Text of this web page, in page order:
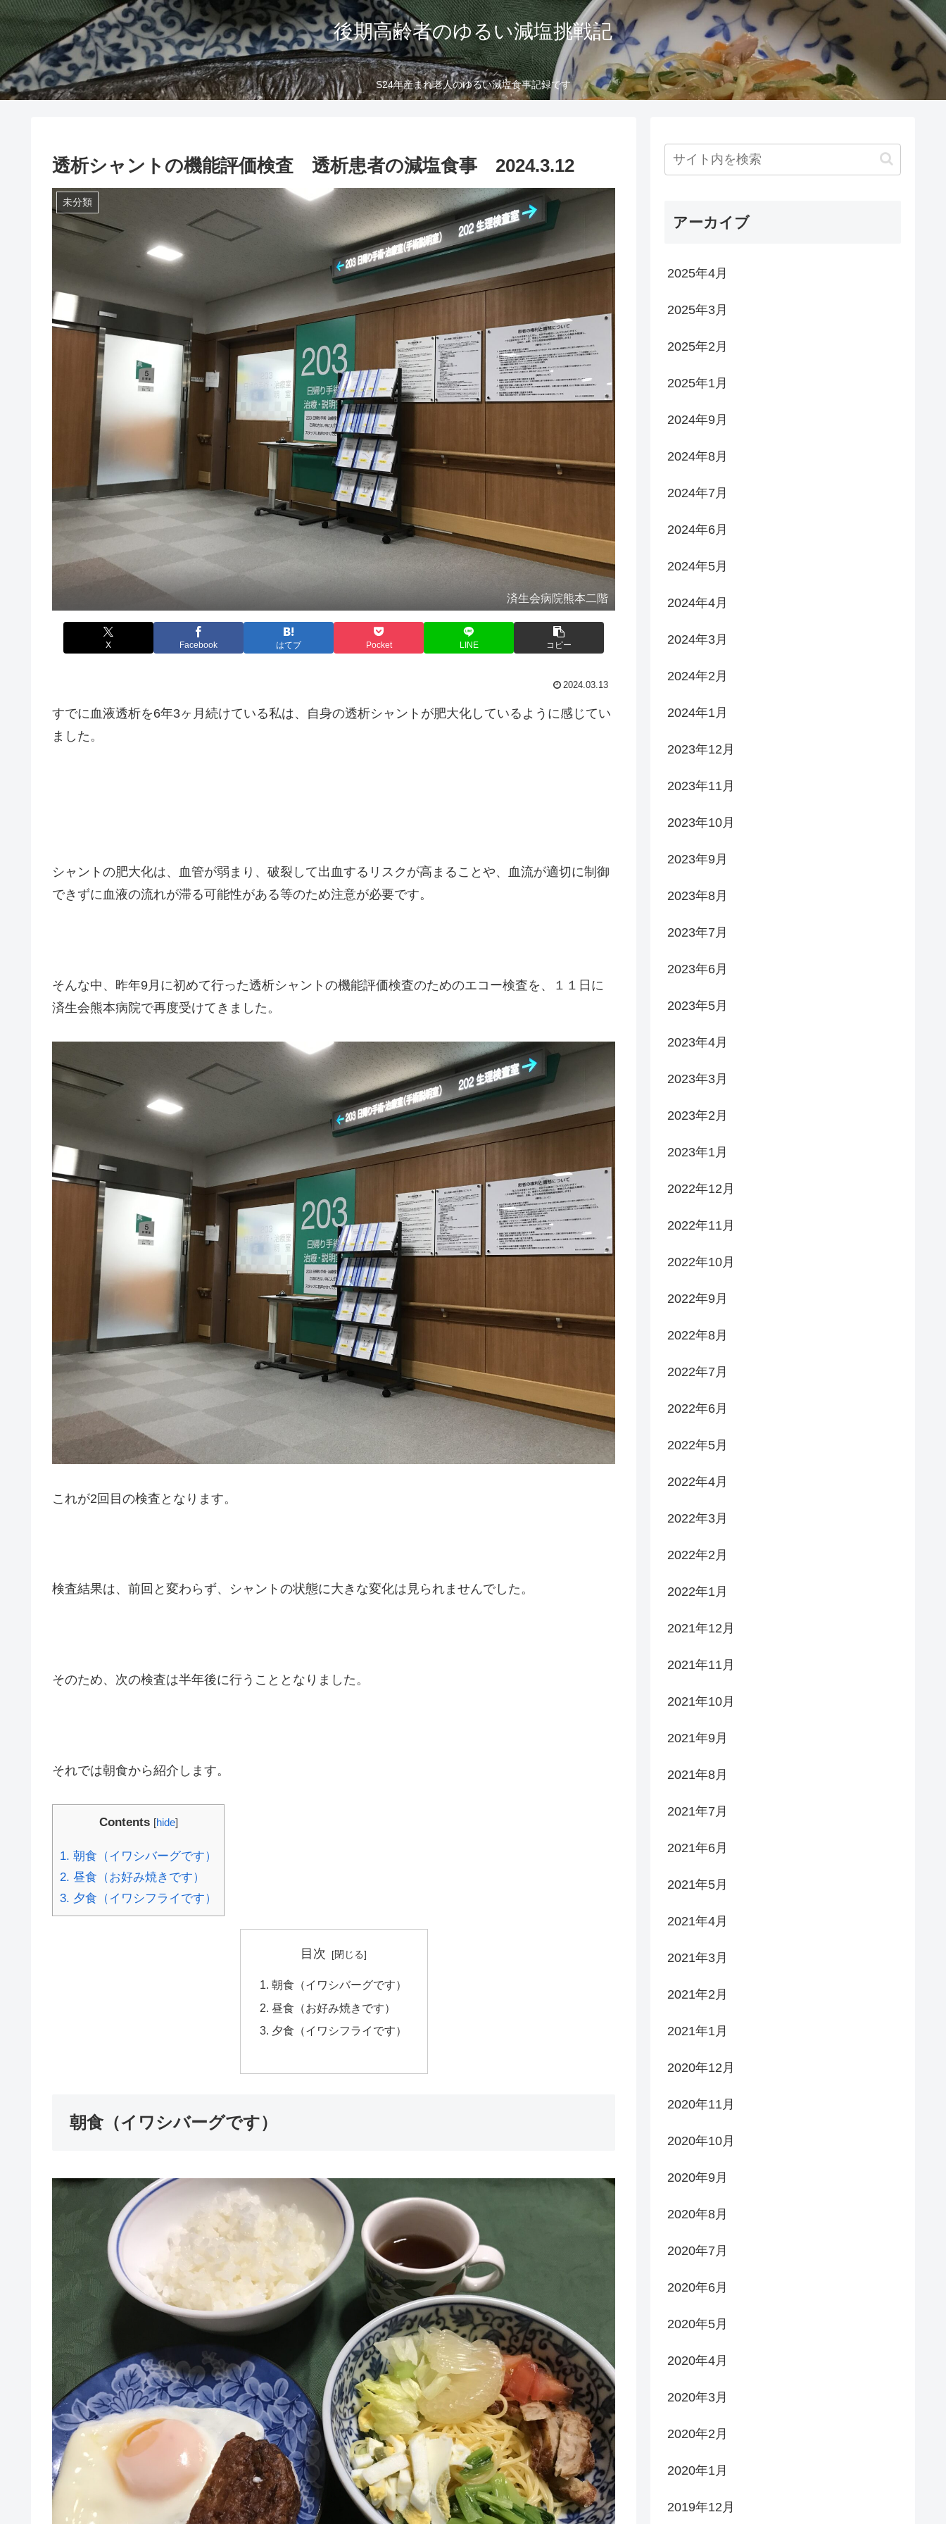
後期高齢者のゆるい減塩挑戦記
S24年産まれ老人のゆるい減塩食事記録です
透析シャントの機能評価検査 透析患者の減塩食事 2024.3.12
未分類
済生会病院熊本二階
X Facebook はてブ Pocket LINE コピー
2024.03.13
すでに血液透析を6年3ヶ月続けている私は、自身の透析シャントが肥大化しているように感じてい
ました。
シャントの肥大化は、血管が弱まり、破裂して出血するリスクが高まることや、血流が適切に制御
できずに血液の流れが滞る可能性がある等のため注意が必要です。
そんな中、昨年9月に初めて行った透析シャントの機能評価検査のためのエコー検査を、１１日に
済生会熊本病院で再度受けてきました。
これが2回目の検査となります。
検査結果は、前回と変わらず、シャントの状態に大きな変化は見られませんでした。
そのため、次の検査は半年後に行うこととなりました。
それでは朝食から紹介します。
Contents [hide]
1. 朝食（イワシバーグです）
2. 昼食（お好み焼きです）
3. 夕食（イワシフライです）
目次
朝食（イワシバーグです）
昼食（お好み焼きです）
夕食（イワシフライです）
朝食（イワシバーグです）
アーカイブ
2025年4月
2025年3月
2025年2月
2025年1月
2024年9月
2024年8月
2024年7月
2024年6月
2024年5月
2024年4月
2024年3月
2024年2月
2024年1月
2023年12月
2023年11月
2023年10月
2023年9月
2023年8月
2023年7月
2023年6月
2023年5月
2023年4月
2023年3月
2023年2月
2023年1月
2022年12月
2022年11月
2022年10月
2022年9月
2022年8月
2022年7月
2022年6月
2022年5月
2022年4月
2022年3月
2022年2月
2022年1月
2021年12月
2021年11月
2021年10月
2021年9月
2021年8月
2021年7月
2021年6月
2021年5月
2021年4月
2021年3月
2021年2月
2021年1月
2020年12月
2020年11月
2020年10月
2020年9月
2020年8月
2020年7月
2020年6月
2020年5月
2020年4月
2020年3月
2020年2月
2020年1月
2019年12月